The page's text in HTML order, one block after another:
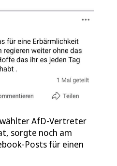
AfD-Vertreter
sorgte noch am
Posts für einen